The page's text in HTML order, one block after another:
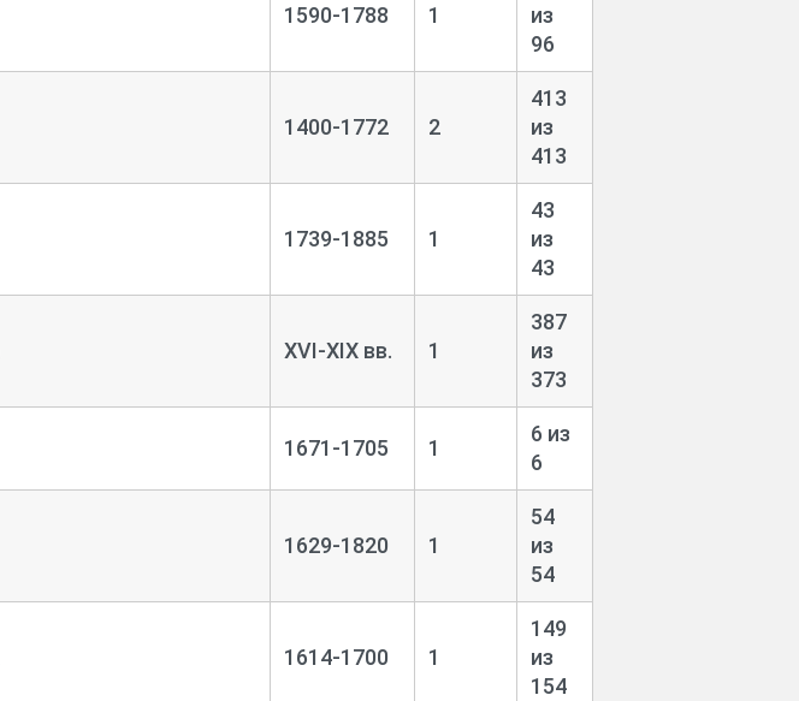
1590-1788 1
из
96
1400-1772 2
413
из
413
1739-1885 1
43
из
43
XVI-XIX вв. 1
387
из
373
1671-1705 1
6 из
6
1629-1820 1
54
из
54
1614-1700 1
149
из
154